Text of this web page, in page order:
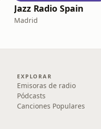
Jazz Radio Spain
Madrid
EXPLORAR
Emisoras de radio
Pódcasts
Canciones Populares